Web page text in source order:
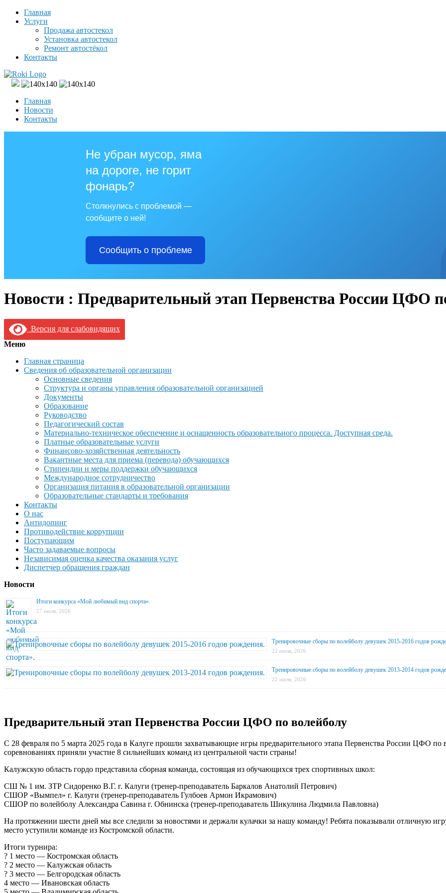
Главная
Услуги
Продажа автостекол
Установка автостекол
Ремонт автостёкол
Контакты
Главная
Новости
Контакты
Не убран мусор, яма
на дороге, не горит
фонарь?
Столкнулись с проблемой —
сообщите о ней!
Сообщить о проблеме
Новости : Предварительный этап Первенства России ЦФО
Версия для слабовидящих
Меню
Главная страница
Сведения об образовательной организации
Основные сведения
Структура и органы управления образовательной организацией
Документы
Образование
Руководство
Педагогический состав
Материально-техническое обеспечение и оснащенность образовательного процесса. Доступная среда.
Платные образовательные услуги
Финансово-хозяйственная деятельность
Вакантные места для приема (перевода) обучающихся
Стипендии и меры поддержки обучающихся
Международное сотрудничество
Организация питания в образовательной организации
Образовательные стандарты и требования
Контакты
О нас
Антидопинг
Противодействие коррупции
Поступающим
Часто задаваемые вопросы
Независимая оценка качества оказания услуг
Диспетчер обращения граждан
Новости
Итоги конкурса «Мой любимый вид спорта».
27 июля, 2026
Тренировочные сборы по волейболу девушек 2015-2016 годов
22 июля, 2026
Тренировочные сборы по волейболу девушек 2013-2014 годов
22 июля, 2026
Предварительный этап Первенства России ЦФО по волейболу
С 28 февраля по 5 марта 2025 года в Калуге прошли захватывающие игры предварительного этапа Первенства России ЦФО по
соревнованиях приняли участие 8 сильнейших команд из центральной части страны!
Калужскую область гордо представила сборная команда, состоящая из обучающихся трех спортивных школ:
СШ № 1 им. ЗТР Сидоренко В.Г. г. Калуги (тренер-преподаватель Баркалов Анатолий Петрович)
СШОР «Вымпел» г. Калуги (тренер-преподаватель Гулбоев Армон Икрамович)
СШОР по волейболу Александра Савина г. Обнинска (тренер-преподаватель Шикулина Людмила Павловна)
На протяжении шести дней мы все следили за новостями и держали кулачки за нашу команду! Ребята показывали отличную
место уступили команде из Костромской области.
Итоги турнира:
? 1 место — Костромская область
? 2 место — Калужская область
? 3 место — Белгородская область
4 место — Ивановская область